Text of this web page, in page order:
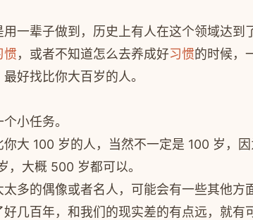
一辈子做到，历史上有人在这个领域达到
惯，或者不知道怎么去养成好习惯的时候，
好找比你大百岁的人。
小任务。
大 100 岁的人，当然不一定是 100 岁，
，大概 500 岁都可以。
多的偶像或者名人，可能会有一些其他方
几百年，和我们的现实差的有点远，就